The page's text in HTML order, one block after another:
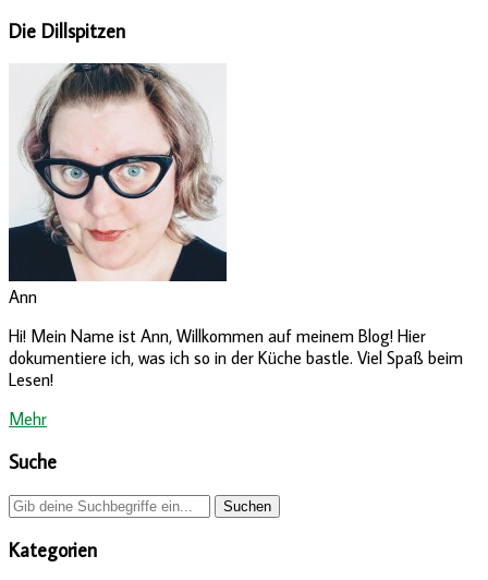
Die Dillspitzen
Ann
Hi! Mein Name ist Ann, Willkommen auf meinem Blog! Hier
dokumentiere ich, was ich so in der Küche bastle. Viel Spaß beim
Lesen!
Mehr
Suche
Kategorien